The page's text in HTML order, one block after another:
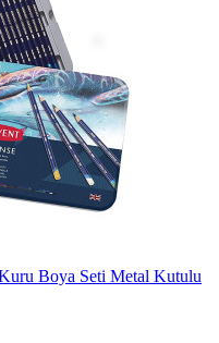
Boya Seti Metal Kutulu